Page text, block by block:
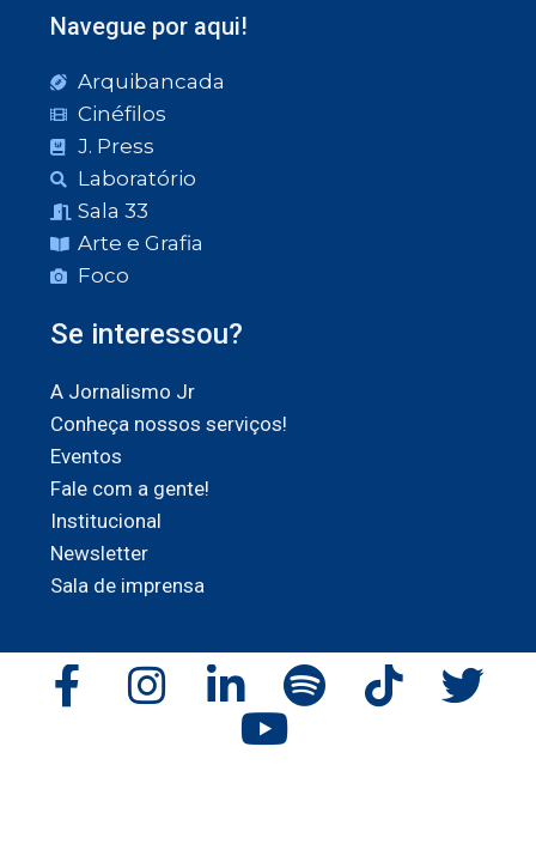
Navegue por aqui!
Arquibancada
Cinéfilos
J. Press
Laboratório
Sala 33
Arte e Grafia
Foco
Se interessou?
A Jornalismo Jr
Conheça nossos serviços!
Eventos
Fale com a gente!
Institucional
Newsletter
Sala de imprensa